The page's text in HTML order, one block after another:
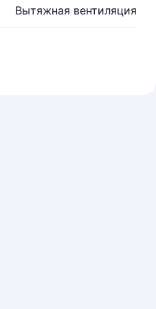
Вытяжная вентиляция